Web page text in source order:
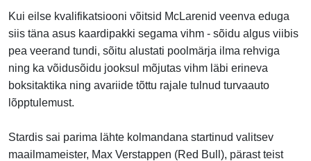
Kui eilse kvalifikatsiooni võitsid McLarenid veenva eduga
siis täna asus kaardipakki segama vihm - sõidu algus viibis
pea veerand tundi, sõitu alustati poolmärja ilma rehviga
ning ka võidusõidu jooksul mõjutas vihm läbi erineva
boksitaktika ning avariide tõttu rajale tulnud turvaauto
lõpptulemust.
Stardis sai parima lähte kolmandana startinud valitsev
maailmameister, Max Verstappen (Red Bull), pärast teist